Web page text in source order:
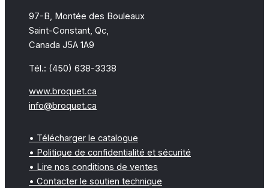
97-B, Montée des Bouleaux
Saint-Constant, Qc,
Canada J5A 1A9
Tél.: (450) 638-3338
www.broquet.ca
info@broquet.ca
• Télécharger le catalogue
• Politique de confidentialité et sécurité
• Lire nos conditions de ventes
• Contacter le soutien technique